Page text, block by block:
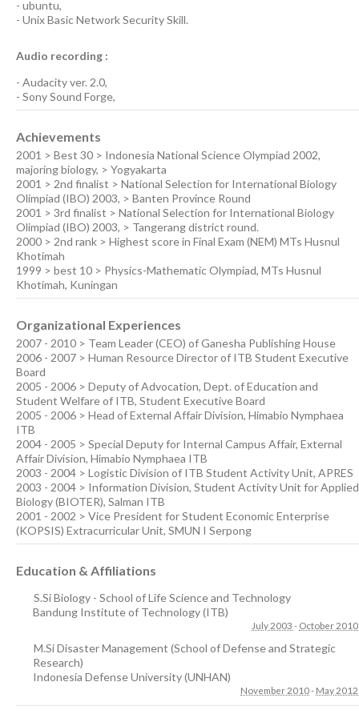
- ubuntu,
- Unix Basic Network SecuritySkill.
Audio recording :
- Audacity ver. 2.0,
- Sony Sound Forge,
Achievements
2001 > Best 30 > Indonesia National Science Olympiad 2002,
majoring biology, > Yogyakarta
2001 > 2nd finalist > National Selection for International Biology
Olimpiad (IBO) 2003, > Banten Province Round
2001 > 3rd finalist > National Selection for International Biology
Olimpiad (IBO) 2003, > Tangerang district round.
2000 > 2nd rank > Highest score in Final Exam (NEM) MTs Husnul
Khotimah
1999 > best 10 > Physics-Mathematic Olympiad, MTs Husnul
Khotimah, Kuningan
Organizational Experiences
2007 - 2010 > Team Leader (CEO) of Ganesha Publishing House
2006 - 2007 > Human Resource Director of ITB Student Executive
Board
2005 - 2006 > Deputy of Advocation, Dept. of Education and
Student Welfare of ITB, Student Executive Board
2005 - 2006 > Head of External Affair Division, Himabio Nymphaea
ITB
2004 - 2005 > Special Deputy for Internal Campus Affair, External
Affair Division, Himabio Nymphaea ITB
2003 - 2004 > Logistic Division of ITB Student Activity Unit, APRES
2003 - 2004 > Information Division, Student Activity Unit for Applied
Biology (BIOTER), Salman ITB
2001 - 2002 > Vice President for Student Economic Enterprise
(KOPSIS) Extracurricular Unit, SMUN I Serpong
Education & Affiliations
S.Si Biology - School of Life Science and Technology
Bandung Institute of Technology (ITB)
July 2003 - October 2010
M.Si Disaster Management (School of Defense and Strategic
Research)
Indonesia Defense University (UNHAN)
November 2010- May 2012